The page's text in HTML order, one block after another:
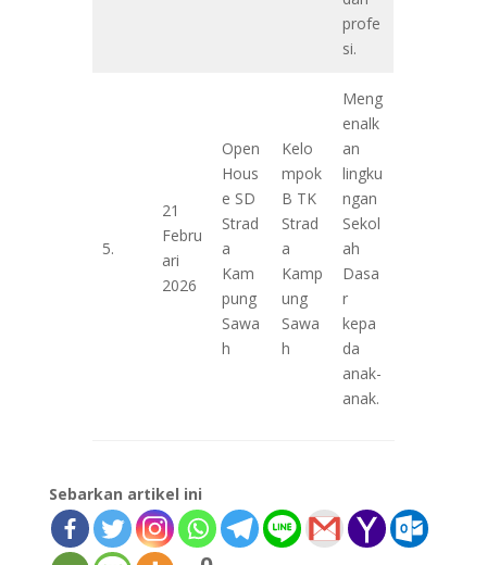
profe
si.
5.
21
Febru
ari
2026
Open
Hous
e SD
Strad
a
Kam
pung
Sawa
h
Kelo
mpok
B TK
Strad
a
Kamp
ung
Sawa
h
Meng
enalk
an
lingku
ngan
Sekol
ah
Dasa
r
kepa
da
anak-
anak.
Sebarkan artikel ini